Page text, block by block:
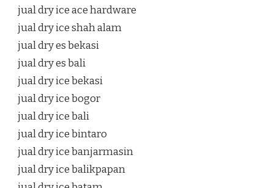
jual dry ice ace hardware
jual dry ice shah alam
jual dry es bekasi
jual dry es bali
jual dry ice bekasi
jual dry ice bogor
jual dry ice bali
jual dry ice bintaro
jual dry ice banjarmasin
jual dry ice balikpapan